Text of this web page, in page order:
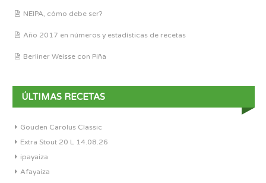
NEIPA, cómo debe ser?
Año 2017 en números y estadísticas de recetas
Berliner Weisse con Piña
ÚLTIMAS RECETAS
Gouden Carolus Classic
Extra Stout 20 L 14.08.26
ipayaiza
Afayaiza